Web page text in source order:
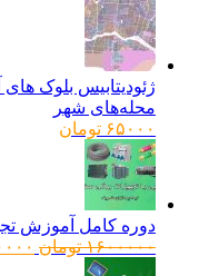
محله‌های شهر
۶۵۰۰۰ تومان
دوره کامل آموزش
۱۶۰۰۰۰۰ تومانقیمت
۱۲۸۰۰۰۰